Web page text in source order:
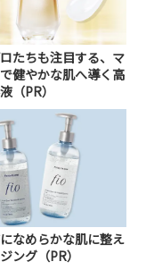
たちも注目する、マ
健やかな肌へ導く高
（PR）
なめらかな肌に整え
ング（PR）